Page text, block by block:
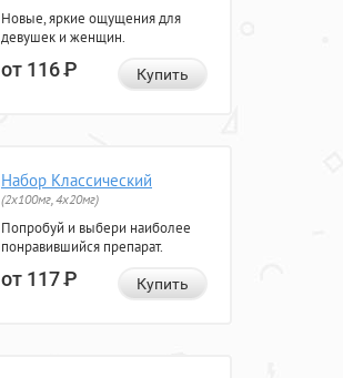
Новые, яркие ощущения для
девушек и женщин.
от 116Р Купить
Набор Классический
(2x100мг, 4x20мг)
Попробуй и выбери наиболее
понравившийся препарат.
от 117Р Купить